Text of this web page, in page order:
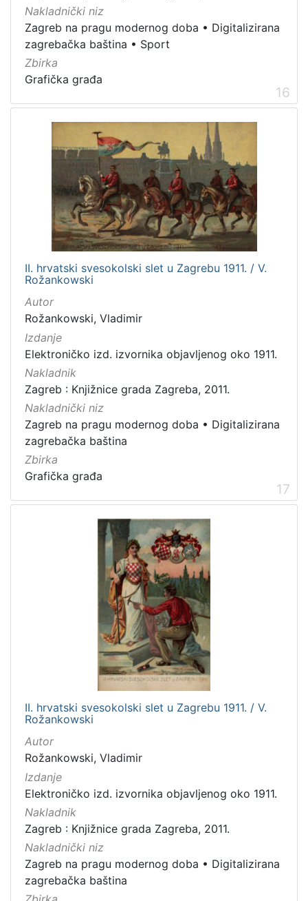
Nakladnički niz
Zagreb na pragu modernog doba • Digitalizirana
zagrebačka baština • Sport
Zbirka
Grafička građa
16
II. hrvatski svesokolski slet u Zagrebu 1911. / V.
Rožankowski
Autor
Rožankowski, Vladimir
Izdanje
Elektroničko izd. izvornika objavljenog oko 1911.
Nakladnik
Zagreb : Knjižnice grada Zagreba, 2011.
Nakladnički niz
Zagreb na pragu modernog doba • Digitalizirana
zagrebačka baština
Zbirka
Grafička građa
17
II. hrvatski svesokolski slet u Zagrebu 1911. / V.
Rožankowski
Autor
Rožankowski, Vladimir
Izdanje
Elektroničko izd. izvornika objavljenog oko 1911.
Nakladnik
Zagreb : Knjižnice grada Zagreba, 2011.
Nakladnički niz
Zagreb na pragu modernog doba • Digitalizirana
zagrebačka baština